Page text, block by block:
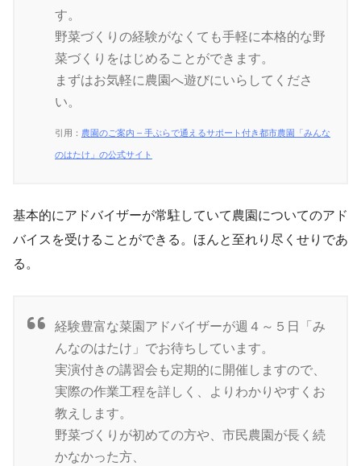
す。
野菜づくりの経験がなくても手軽に本格的な野
菜づくりをはじめることができます。
まずはお気軽に農園へ遊びにいらしてくださ
い。
引用： 農園のご案内 – 手ぶらで通えるサポート付き都市農園「みんな
のはたけ」の公式サイト
基本的にアドバイザーが常駐していて農園についてのアド
バイスを受けることができる。ほんと至れり尽くせりであ
る。
経験豊富な菜園アドバイザーが週４～５日「み
んなのはたけ」でお待ちしています。
実演付きの講習会も定期的に開催しますので、
実際の作業工程を詳しく、よりわかりやすくお
教えします。
野菜づくりが初めての方や、市民農園が長く続
かなかった方、